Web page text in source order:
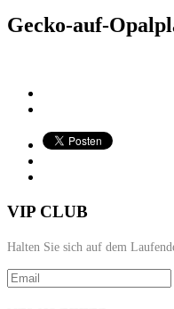
Gecko-auf-
VIP CLUB
Halten Sie sich auf dem